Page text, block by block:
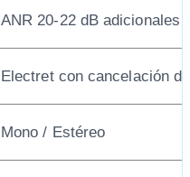
ANR 20-22 dB adicionales
Electret con cancelación
Mono / Estéreo